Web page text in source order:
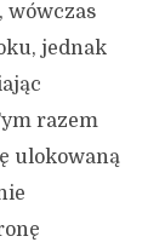
wówczas
jednak
razem
ulokowaną